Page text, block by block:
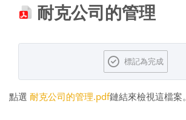
耐克公司的管理
完成課程所需要的條件
標記為完成
點選 耐克公司的管理.pdf鏈結來檢視這檔案。